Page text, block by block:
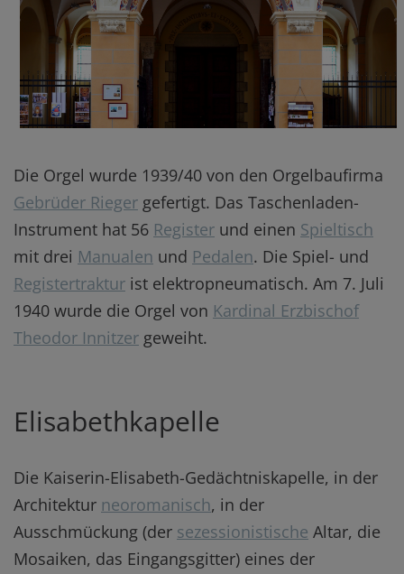
Die Orgel wurde 1939/40 von den Orgelbaufirma
Gebrüder Rieger gefertigt. Das Taschenladen-
Instrument hat 56 Register und einen Spieltisch
mit drei Manualen und Pedalen. Die Spiel- und
Registertraktur ist elektropneumatisch. Am 7. Juli
1940 wurde die Orgel von Kardinal Erzbischof
Theodor Innitzer geweiht.
Elisabethkapelle
Die Kaiserin-Elisabeth-Gedächtniskapelle, in der
Architektur neoromanisch, in der
Ausschmückung (der sezessionistische Altar, die
Mosaiken, das Eingangsgitter) eines der